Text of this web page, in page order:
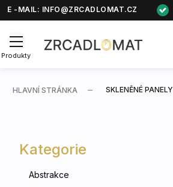
E -MAIL: INFO@ZRCADLOMAT.CZ
Produkty
HLAVNÍ STRÁNKA SKLENĚNÉ PANELY
Kategorie
Abstrakce